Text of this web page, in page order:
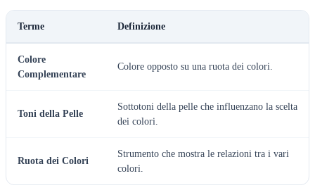
Terme Definizione
Colore
Complementare
Colore opposto su una ruota dei colori.
Toni della Pelle
Sottotoni della pelle che influenzano la scelta
dei colori.
Ruota dei Colori
Strumento che mostra le relazioni tra i vari
colori.